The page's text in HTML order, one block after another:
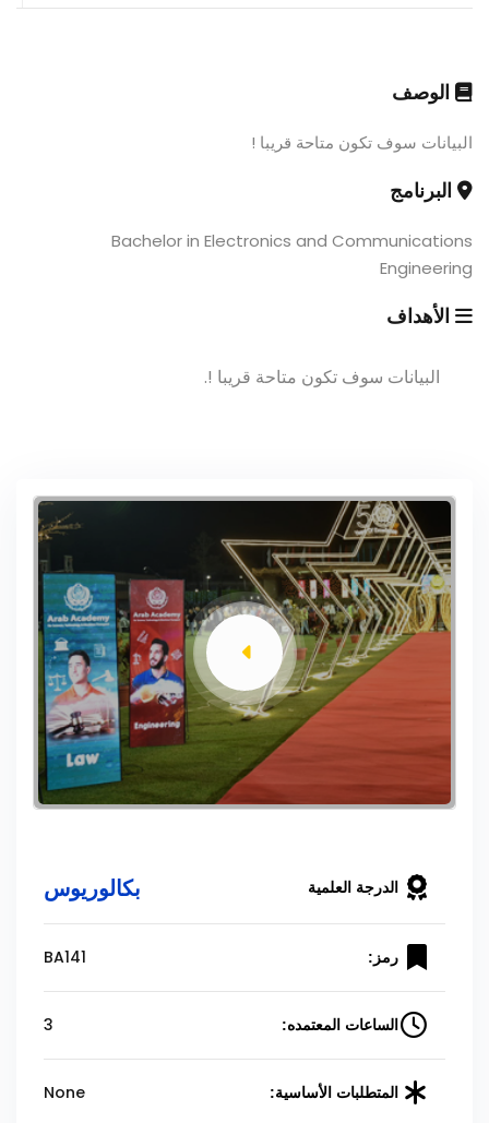
الوصف
البيانات سوف تكون متاحة قريبا !
البرنامج
Bachelor in Electronics and Communications
Engineering
الأهداف
البيانات سوف تكون متاحة قريبا !.
الدرجة العلمية بكالوريوس
رمز: BA141
الساعات المعتمده: 3
المتطلبات الأساسية: None